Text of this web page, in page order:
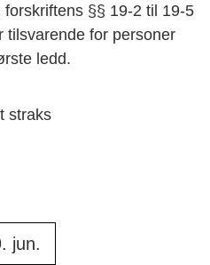
§§ 19-2 til 19-5
tilsvarende for personer
ledd.
straks
jun.